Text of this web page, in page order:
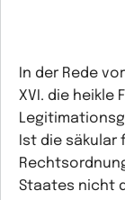
In der Rede
XVI. die heikle
Ist die säkular
Staates nicht